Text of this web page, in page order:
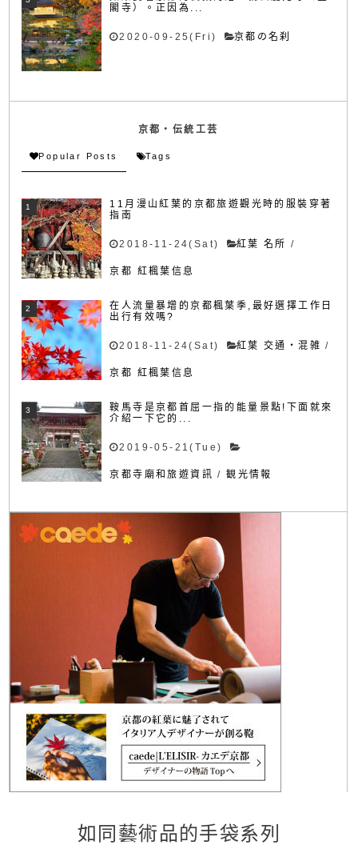
閣寺）。正因為...
2020-09-25(Fri) 京都の名刹
京都・伝統工芸
Popular Posts Tags
11月漫山紅葉的京都旅遊觀光時的服裝穿著
指南
2018-11-24(Sat) 紅葉 名所 /
京都 紅楓葉信息
在人流量暴增的京都楓葉季,最好選擇工作日
出行有效嗎?
2018-11-24(Sat) 紅葉 交通・混雑 /
京都 紅楓葉信息
鞍馬寺是京都首屈一指的能量景點!下面就來
介紹一下它的...
2019-05-21(Tue)
京都寺廟和旅遊資訊 /観光情報
如同藝術品的手袋系列